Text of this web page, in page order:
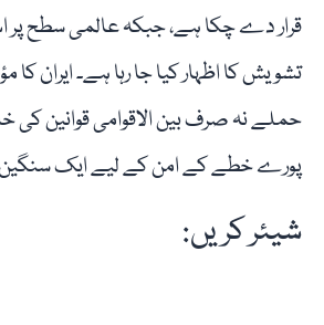
قرار دے چکا ہے، جبکہ عالمی سطح پر
تشویش کا اظہار کیا جا رہا ہے۔ ایران
حملے نہ صرف بین الاقوامی قوانین کی
پورے خطے کے امن کے لیے ایک سنگین
شیئر کریں: